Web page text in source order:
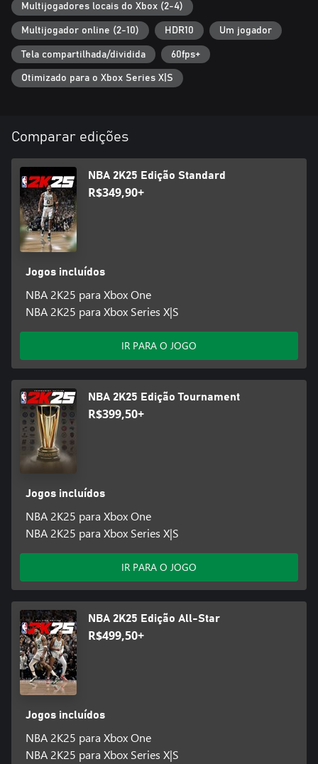
Multijogadores locais do Xbox (2-4)
Multijogador online (2-10) HDR10 Um jogador
Tela compartilhada/dividida 60fps+
Otimizado para o Xbox Series X|S
Comparar edições
NBA 2K25 Edição Standard
R$349,90+
Jogos incluídos
NBA 2K25 para Xbox One
NBA 2K25 para Xbox Series X|S
IR PARA O JOGO
NBA 2K25 Edição Tournament
R$399,50+
Jogos incluídos
NBA 2K25 para Xbox One
NBA 2K25 para Xbox Series X|S
IR PARA O JOGO
NBA 2K25 Edição All-Star
R$499,50+
Jogos incluídos
NBA 2K25 para Xbox One
NBA 2K25 para Xbox Series X|S